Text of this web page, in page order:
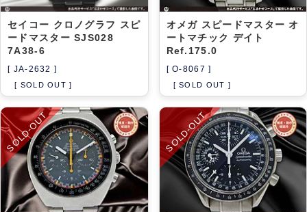
セイコー クロノグラフ スピ
ードマスター SJS028
7A38-6
[ JA-2632 ]
[ SOLD OUT ]
オメガ スピードマスター オ
ートマチック デイト
Ref.175.0
[ O-8067 ]
[ SOLD OUT ]
SOLD-OUT SOLD-OUT